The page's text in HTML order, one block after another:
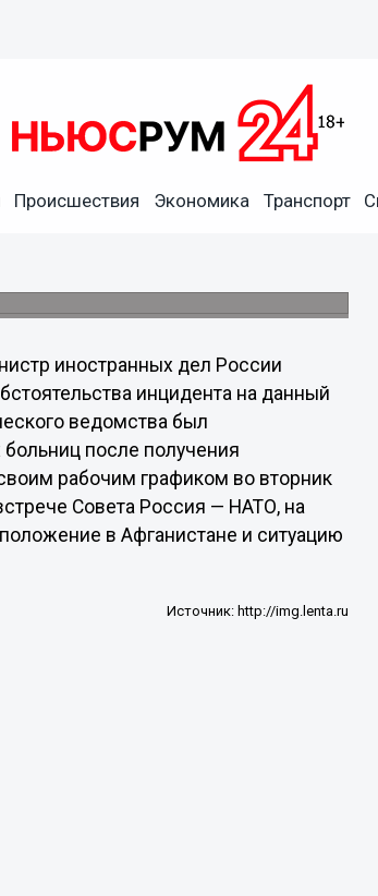
Происшествия Экономика Транспорт
сломал руку во
иностранных дел России
инцидента на данный
ведомства был
больниц после получения
рабочим графиком во вторник
Совета Россия — НАТО, на
в Афганистане и ситуацию
Источник: http://img.lenta.ru